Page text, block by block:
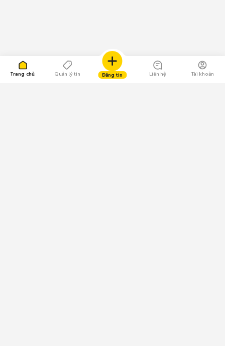
Trang chủ Quản lý tin Đăng tin Liên hệ Tài khoản